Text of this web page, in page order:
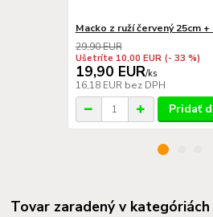
Macko z ruží červený 25cm
29,90 EUR
Ušetríte 10,00 EUR (- 33 %)
19,90 EUR/ks
16,18 EUR bez DPH
Pridať
Tovar zaradený v kategóriách